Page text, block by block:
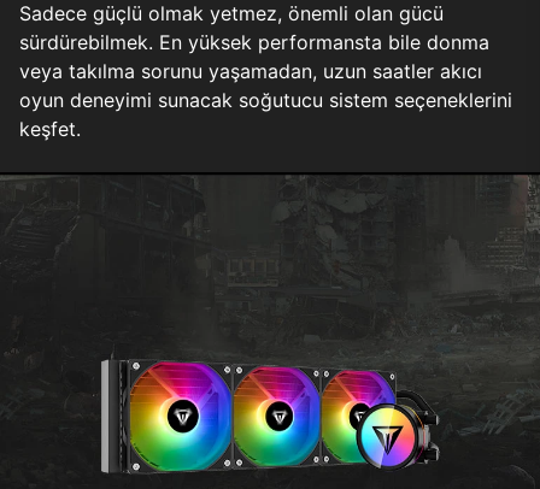
Sadece güçlü olmak yetmez, önemli olan gücü
sürdürebilmek. En yüksek performansta bile donma
veya takılma sorunu yaşamadan, uzun saatler akıcı
oyun deneyimi sunacak soğutucu sistem seçeneklerini
keşfet.